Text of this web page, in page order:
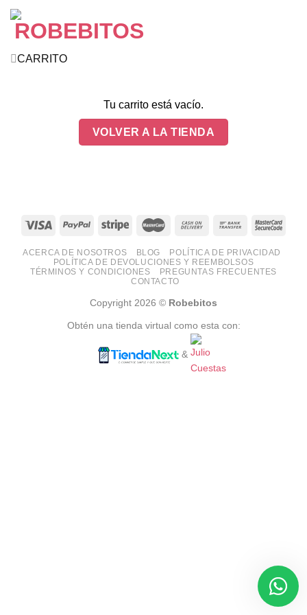
CARRITO
Tu carrito está vacío.
VOLVER A LA TIENDA
ACERCA DE NOSOTROS BLOG
POLÍTICA DE PRIVACIDAD
POLÍTICA DE DEVOLUCIONES Y REEMBOLSOS
TÉRMINOS Y CONDICIONES
PREGUNTAS FRECUENTES
CONTACTO
Copyright 2026 © Robebitos
Obtén una tienda virtual como esta con:
&